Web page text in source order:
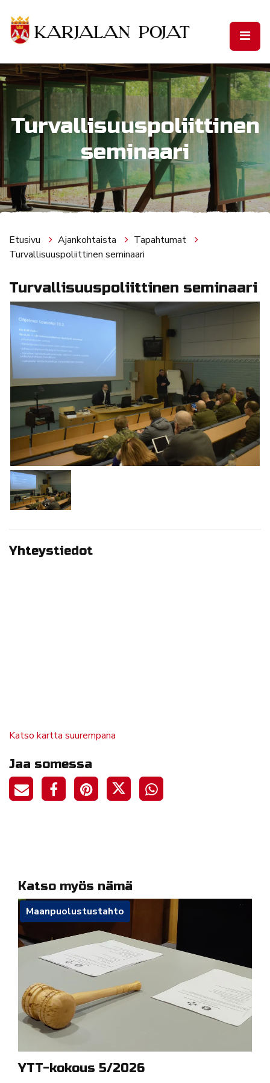
Turvallisuuspoliittinen
seminaari
Etusivu Ajankohtaista
Tapahtumat
Turvallisuuspoliittinen seminaari
Turvallisuuspoliittinen seminaari
Yhteystiedot
Katso kartta suurempana
Jaa somessa
Katso myös nämä
Maanpuolustustahto
YTT-kokous 5/2026